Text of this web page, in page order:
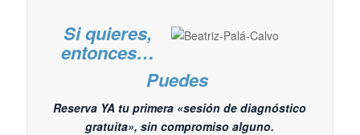
Si quieres,
entonces…
Puedes
Reserva YA tu primera «sesión de diagnóstico
gratuita», sin compromiso alguno.